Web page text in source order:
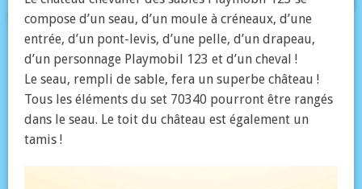
compose d’un seau, d’un moule à créneaux, d’une
entrée, d’un pont-levis, d’une pelle, d’un drapeau,
d’un personnage Playmobil 123 et d’un cheval !
Le seau, rempli de sable, fera un superbe château !
Tous les éléments du set 70340 pourront être rangés
dans le seau. Le toit du château est également un
tamis !